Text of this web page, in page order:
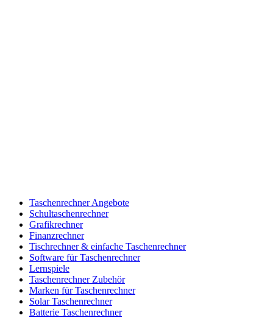
Taschenrechner Angebote
Schultaschenrechner
Grafikrechner
Finanzrechner
Tischrechner & einfache Taschenrechner
Software für Taschenrechner
Lernspiele
Taschenrechner Zubehör
Marken für Taschenrechner
Solar Taschenrechner
Batterie Taschenrechner